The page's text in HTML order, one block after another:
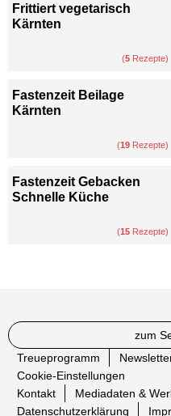
Frittiert vegetarisch
Kärnten
(5 Rezepte)
Fastenzeit Beilage
Kärnten
(19 Rezepte)
Fastenzeit Gebacken
Schnelle Küche
(15 Rezepte)
zum
Treueprogramm
Cookie-Einstellungen
Kontakt
Mediadaten &
Datenschutzerklärung